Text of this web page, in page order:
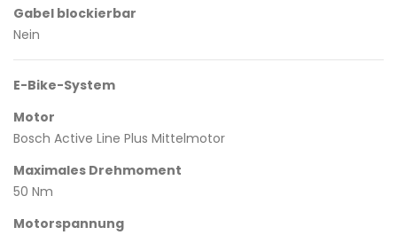
Gabel blockierbar
Nein
E-Bike-System
Motor
Bosch Active Line Plus Mittelmotor
Maximales Drehmoment
50 Nm
Motorspannung